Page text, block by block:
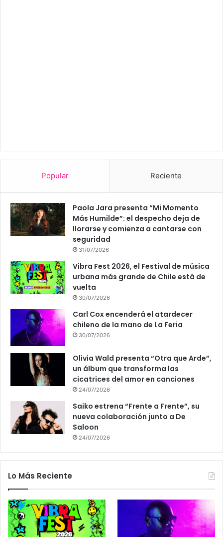
Popular Reciente
Paola Jara presenta “Mi Momento
Más Humilde”: el despecho deja de
llorarse y comienza a cantarse con
seguridad
31/07/2026
Vibra Fest 2026, el Festival de música
urbana más grande de Chile está de
vuelta
30/07/2026
Carl Cox encenderá el atardecer
chileno de la mano de La Feria
30/07/2026
Olivia Wald presenta “Otra que Arde”,
un álbum que transforma las
cicatrices del amor en canciones
24/07/2026
Saiko estrena “Frente a Frente”, su
nueva colaboración junto a De
Saloon
24/07/2026
Lo Más Reciente